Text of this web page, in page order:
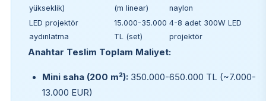
yükseklik)
(m linear)
naylon
LED projektör
aydınlatma
15.000-35.000
TL (set)
4-8 adet 300W LED
projektör
Anahtar Teslim Toplam Maliyet:
Mini saha (200 m²): 350.000-650.000 TL (~7.000-
13.000 EUR)